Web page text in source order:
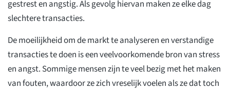
gestrest en angstig. Als gevolg hiervan maken ze elke dag
slechtere transacties.
De moeilijkheid om de markt te analyseren en verstandige
transacties te doen is een veelvoorkomende bron van stress
en angst. Sommige mensen zijn te veel bezig met het maken
van fouten, waardoor ze zich vreselijk voelen als ze dat toch